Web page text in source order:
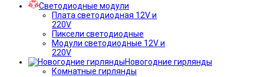
Светодиодные модули
Плата светодиодная 12V и
220V
Пиксели светодиодные
Модули светодиодные 12V и
220V
Новогодние гирлянды
Комнатные гирлянды